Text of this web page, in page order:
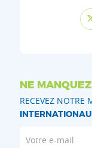
NE
RECEVEZ NOTRE
Votre e-mail